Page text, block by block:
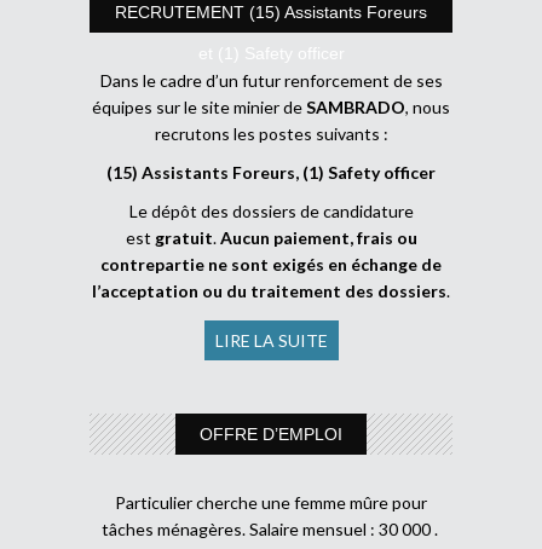
RECRUTEMENT (15) Assistants Foreurs
et (1) Safety officer
Dans le cadre d’un futur renforcement de ses
équipes sur le site minier deSAMBRADO, nous
recrutons les postes suivants :
(15) Assistants Foreurs, (1) Safety officer
Le dépôt des dossiers de candidature
est gratuit.Aucun paiement, frais ou
contrepartie ne sont exigés en échange de
l’acceptation ou du traitement des dossiers.
LIRE LA SUITE
OFFRE D’EMPLOI
Particulier cherche une femme mûre pour
tâches ménagères. Salaire mensuel : 30 000 .